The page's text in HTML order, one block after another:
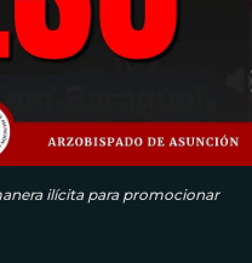
ilícita para promocionar